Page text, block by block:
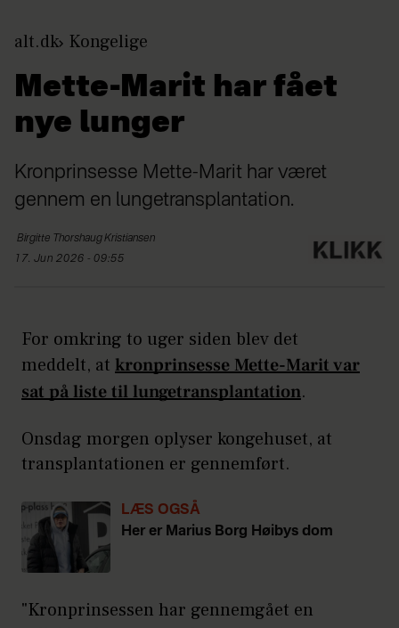
alt.dk Kongelige
Mette-Marit har fået
nye lunger
Kronprinsesse Mette-Marit har været
gennem en lungetransplantation.
Birgitte ThorshaugKristiansen
17. Jun 2026 - 09:55
For omkring to uger siden blev det
meddelt, at kronprinsesse Mette-Marit var
sat på liste til lungetransplantation.
Onsdag morgen oplyser kongehuset, at
transplantationen er gennemført.
LÆS OGSÅ
Her er Marius Borg Høibys dom
"Kronprinsessen har gennemgået en